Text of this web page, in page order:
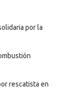
por la
rescatista en